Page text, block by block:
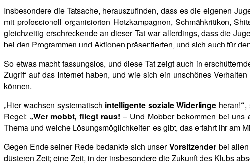
Insbesondere die Tatsache, herauszufinden, dass es die eigenen
mit professionell organisierten Hetzkampagnen, Schmähkritiken,
gleichzeitig erschreckende an dieser Tat war allerdings, dass die
bei den Programmen und Aktionen präsentierten, und sich auch für
So etwas macht fassungslos, und diese Tat zeigt auch in
Zugriff auf das Internet haben, und wie sich ein unschönes
können.
„Hier wachsen systematisch intelligente soziale Widerlinge heran!“,
Regel: „Wer mobbt, fliegt raus! – Und Mobber bekommen bei uns
Thema und welche Lösungsmöglichkeiten es gibt, das erfahrt ihr am
Gegen Ende seiner Rede bedankte sich unserVorsitzenderbei allen
düsteren Zeit; eine Zeit, in der insbesondere die Zukunft des Klubs